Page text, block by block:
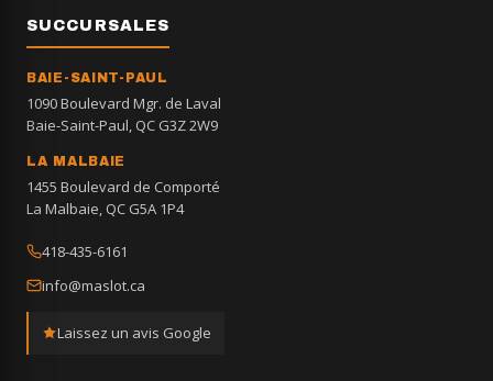
SUCCURSALES
BAIE-SAINT-PAUL
1090 Boulevard Mgr. de Laval
Baie-Saint-Paul, QC G3Z 2W9
LA MALBAIE
1455 Boulevard de Comporté
La Malbaie, QC G5A 1P4
418-435-6161
info@maslot.ca
Laissez un avis Google